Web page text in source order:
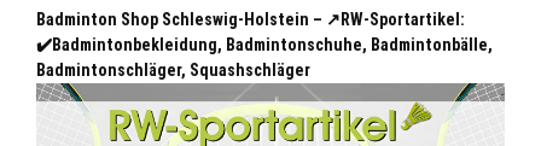
Badminton Shop Schleswig-Holstein – ↗️RW-Sportartikel:
✔️Badmintonbekleidung, Badmintonschuhe, Badmintonbälle,
Badmintonschläger, Squashschläger
Schleswig